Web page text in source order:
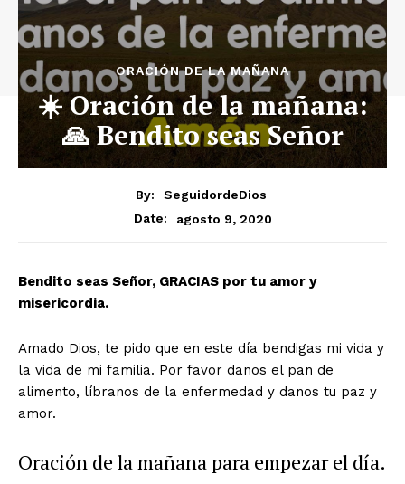
ORACIÓN DE LA MAÑANA
☀️ Oración de la mañana:
🙏 Bendito seas Señor
By:
SeguidordeDios
Date:
agosto 9, 2020
Bendito seas Señor, GRACIAS por tu amor y
misericordia.
Amado Dios, te pido que en este día bendigas mi vida y
la vida de mi familia. Por favor danos el pan de
alimento, líbranos de la enfermedad y danos tu paz y
amor.
Oración de la mañana para empezar el día.